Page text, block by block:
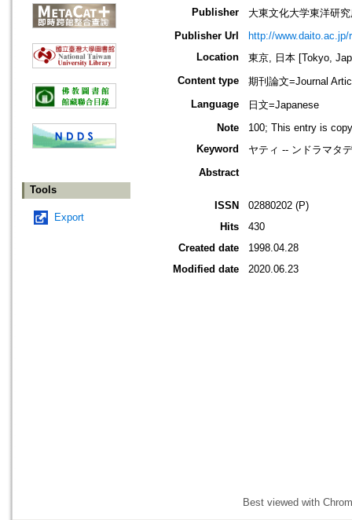
Tools
Export
Publisher
大東文化大学東洋研
Publisher Url
http://
Location
東京, 日本 [Tokyo,
Content type
期刊論文=Journal
Language
日文=Japanese
Note
100; This entry is
Keyword
ヤティ -- ンドラマタ
Abstract
ISSN
02880202 (P)
Hits
430
Created date
1998.04.28
Modified date
2020.06.23
Best viewed with